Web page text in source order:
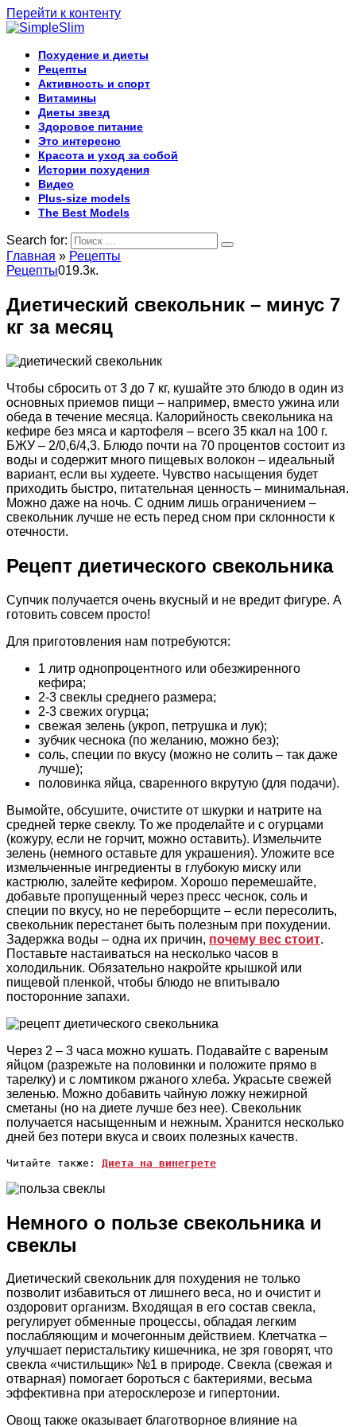
Перейти к контенту
Похудение и диеты
Рецепты
Активность и спорт
Витамины
Диеты звезд
Здоровое питание
Это интересно
Красота и уход за собой
Истории похудения
Видео
Plus-size models
The Best Models
Search for:
Главная » Рецепты
Рецепты019.3к.
Диетический свекольник – минус 7
кг за месяц
Чтобы сбросить от 3 до 7 кг, кушайте это блюдо в один из
основных приемов пищи – например, вместо ужина или
обеда в течение месяца. Калорийность свекольника на
кефире без мяса и картофеля – всего 35 ккал на 100 г.
БЖУ – 2/0,6/4,3. Блюдо почти на 70 процентов состоит из
воды и содержит много пищевых волокон – идеальный
вариант, если вы худеете. Чувство насыщения будет
приходить быстро, питательная ценность – минимальная.
Можно даже на ночь. С одним лишь ограничением –
свекольник лучше не есть перед сном при склонности к
отечности.
Рецепт диетического свекольника
Супчик получается очень вкусный и не вредит фигуре. А
готовить совсем просто!
Для приготовления нам потребуются:
1 литр однопроцентного или обезжиренного
кефира;
2-3 свеклы среднего размера;
2-3 свежих огурца;
свежая зелень (укроп, петрушка и лук);
зубчик чеснока (по желанию, можно без);
соль, специи по вкусу (можно не солить – так даже
лучше);
половинка яйца, сваренного вкрутую (для подачи).
Вымойте, обсушите, очистите от шкурки и натрите на
средней терке свеклу. То же проделайте и с огурцами
(кожуру, если не горчит, можно оставить). Измельчите
зелень (немного оставьте для украшения). Уложите все
измельченные ингредиенты в глубокую миску или
кастрюлю, залейте кефиром. Хорошо перемешайте,
добавьте пропущенный через пресс чеснок, соль и
специи по вкусу, но не переборщите – если пересолить,
свекольник перестанет быть полезным при похудении.
Задержка воды – одна их причин, почему вес стоит.
Поставьте настаиваться на несколько часов в
холодильник. Обязательно накройте крышкой или
пищевой пленкой, чтобы блюдо не впитывало
посторонние запахи.
Через 2 – 3 часа можно кушать. Подавайте с вареным
яйцом (разрежьте на половинки и положите прямо в
тарелку) и с ломтиком ржаного хлеба. Украсьте свежей
зеленью. Можно добавить чайную ложку нежирной
сметаны (но на диете лучше без нее). Свекольник
получается насыщенным и нежным. Хранится несколько
дней без потери вкуса и своих полезных качеств.
Читайте также: Диета на винегрете
Немного о пользе свекольника и
свеклы
Диетический свекольник для похудения не только
позволит избавиться от лишнего веса, но и очистит и
оздоровит организм. Входящая в его состав свекла,
регулирует обменные процессы, обладая легким
послабляющим и мочегонным действием. Клетчатка –
улучшает перистальтику кишечника, не зря говорят, что
свекла «чистильщик» №1 в природе. Свекла (свежая и
отварная) помогает бороться с бактериями, весьма
эффективна при атеросклерозе и гипертонии.
Овощ также оказывает благотворное влияние на